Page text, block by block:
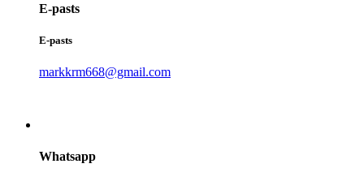
E-pasts
E-pasts
markkrm668@gmail.com
Whatsapp